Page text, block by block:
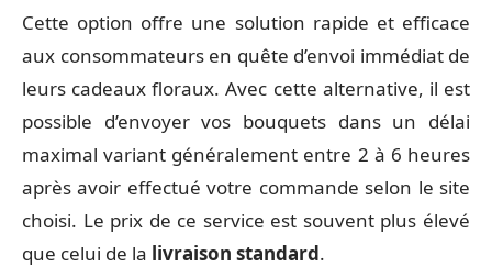
Cette option offre une solution rapide et efficace
aux consommateurs en quête d’envoi immédiat de
leurs cadeaux floraux. Avec cette alternative, il est
possible d’envoyer vos bouquets dans un délai
maximal variant généralement entre 2 à 6 heures
après avoir effectué votre commande selon le site
choisi. Le prix de ce service est souvent plus élevé
que celui de la livraison standard.